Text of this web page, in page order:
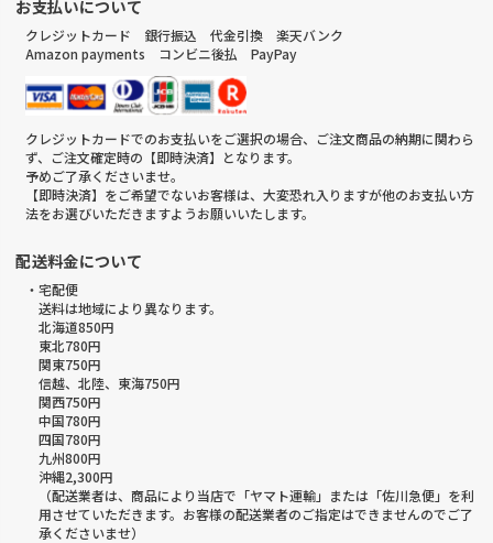
お支払いについて
クレジットカード 銀行振込 代金引換 楽天バンク
Amazon payments コンビニ後払 PayPay
クレジットカードでのお支払いをご選択の場合、ご注文商品の納期に関わら
ず、ご注文確定時の【即時決済】となります。
予めご了承くださいませ。
【即時決済】をご希望でないお客様は、大変恐れ入りますが他のお支払い方
法をお選びいただきますようお願いいたします。
配送料金について
・宅配便
送料は地域により異なります。
北海道850円
東北780円
関東750円
信越、北陸、東海750円
関西750円
中国780円
四国780円
九州800円
沖縄2,300円
（配送業者は、商品により当店で「ヤマト運輸」または「佐川急便」を利
用させていただきます。お客様の配送業者のご指定はできませんのでご了
承くださいませ）